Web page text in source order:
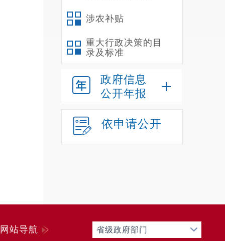
涉农补贴
重大行政决策的目
录及标准
政府信息
公开年报
依申请公开
网站导航 省级政府部门